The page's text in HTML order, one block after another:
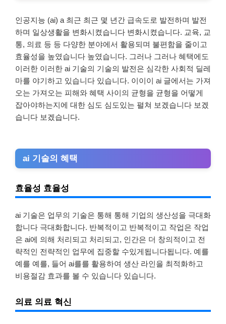
인공지능 (ai) a 최근 최근 몇 년간 급속도로 발전하며 발전
하며 일상생활을 변화시켰습니다 변화시켰습니다. 교육, 교
통, 의료 등 등 다양한 분야에서 활용되며 불편함을 줄이고
효율성을 높였습니다 높였습니다. 그러나 그러나 혜택에도
이러한 이러한 ai 기술의 기술의 발전은 심각한 사회적 딜레
마를 야기하고 있습니다 있습니다. 이이이 ai 글에서는 가져
오는 가져오는 피해와 혜택 사이의 균형을 균형을 어떻게
잡아야하는지에 대한 심도 심도있는 펼쳐 보겠습니다 보겠
습니다 보겠습니다.
ai 기술의 혜택
효율성 효율성
ai 기술은 업무의 기술은 통해 통해 기업의 생산성을 극대화
합니다 극대화합니다. 반복적이고 반복적이고 작업은 작업
은 ai에 의해 처리되고 처리되고, 인간은 더 창의적이고 전
략적인 전략적인 업무에 집중할 수있게됩니다됩니다. 예를
예를 예를, 들어 ai를를 활용하여 생산 라인을 최적화하고
비용절감 효과를 볼 수 있습니다 있습니다.
의료 의료 혁신